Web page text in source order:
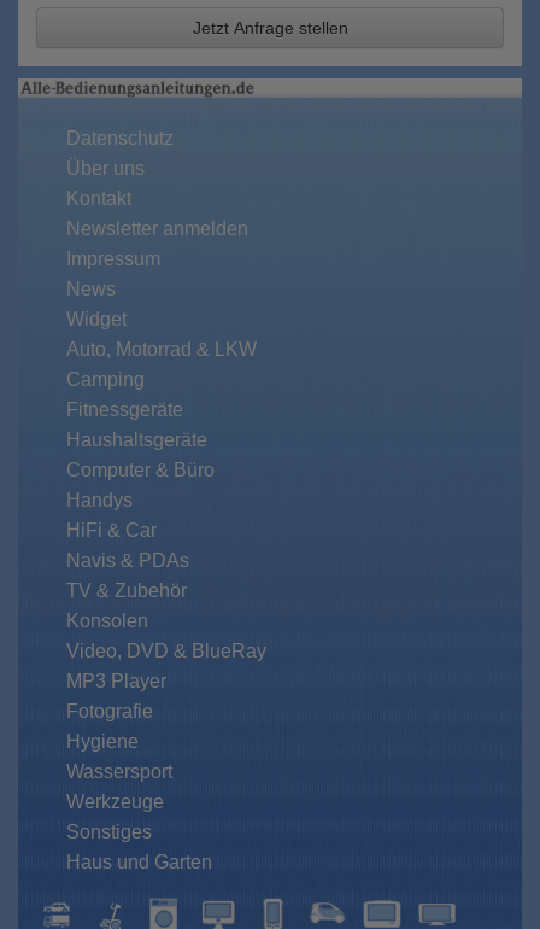
Jetzt Anfrage stellen
Datenschutz
Über uns
Kontakt
Newsletter anmelden
Impressum
News
Widget
Auto, Motorrad & LKW
Camping
Fitnessgeräte
Haushaltsgeräte
Computer & Büro
Handys
HiFi & Car
Navis & PDAs
TV & Zubehör
Konsolen
Video, DVD & BlueRay
MP3 Player
Fotografie
Hygiene
Wassersport
Werkzeuge
Sonstiges
Haus und Garten